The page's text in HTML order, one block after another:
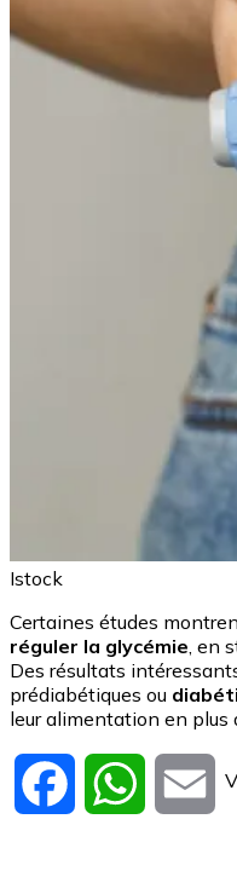
Istock
Certaines études
réguler la glycémie, en
Des résultats
prédiabétiques ou
leur alimentation en plus
Facebook